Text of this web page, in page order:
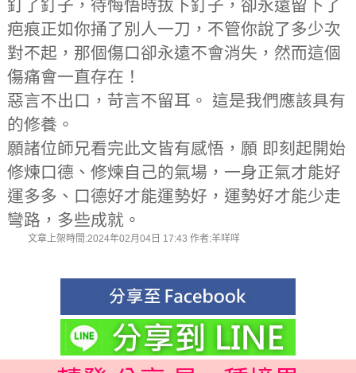
釘了釘子，待悔悟時拔下釘子，卻永遠留下了
疤痕正如你捅了別人一刀，不管你說了多少次
對不起，那個傷口卻永遠不會消失，然而這個
傷痛會一直存在！
惡言不出口，苛言不留耳。 這是我們應該具有
的修養。
願諸位師兄看完此文皆有感悟，願 即刻起開始
修煉口德、修煉自己的氣場，一身正氣才能好
運多多、口德好才能運勢好，運勢好才能少走
彎路，多些成就。
文章上架時間:2024年02月04日 17:43 作者:羊咩咩